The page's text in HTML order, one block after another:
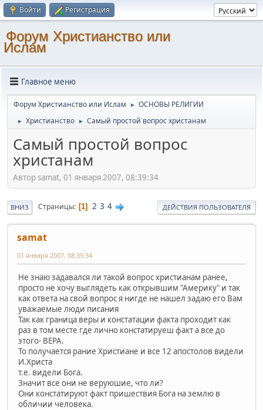
Войти Регистрация
Форум Христианство или
Ислам
Главное меню
Форум Христианство или Ислам ► ОСНОВЫ РЕЛИГИИ
► Христианство ► Самый простой вопрос христанам
Самый простой вопрос
христанам
Автор samat, 01 января 2007, 08:39:34
ВНИЗ Страницы 1 2 3 4 ДЕЙСТВИЯ ПОЛЬЗОВАТЕЛЯ
samat
01 января 2007, 08:39:34
Не знаю задавался ли такой вопрос христианам ранее,
просто не хочу выглядеть как открывшим "Америку" и так
как ответа на свой вопрос я нигде не нашел задаю его Вам
уважаемые люди писания
Так как граница веры и констатации факта проходит как
раз в том месте где лично констатируеш факт а все до
этого- ВЕРА.
То получается рание Христиане и все 12 апостолов видели
И.Христа
т.е. видели Бога.
Значит все они не веруюшие, что ли?
Они констатируют факт пришествия Бога на землю в
обличии человека.